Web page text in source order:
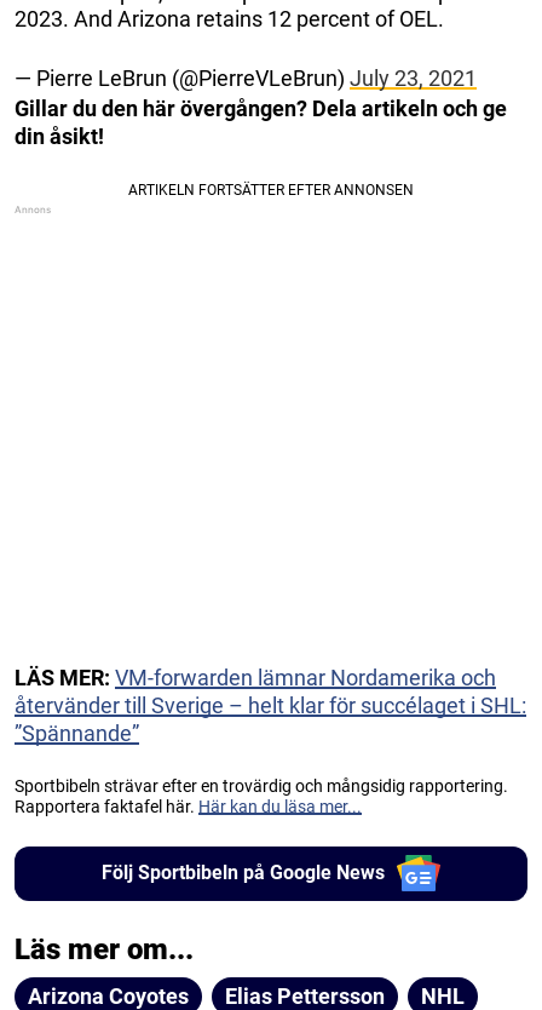
2023. And Arizona retains 12 percent of OEL.
— Pierre LeBrun (@PierreVLeBrun) July 23, 2021
Gillar du den här övergången? Dela artikeln och ge
din åsikt!
LÄS MER: VM-forwarden lämnar Nordamerika och
återvänder till Sverige – helt klar för succélaget i SHL:
”Spännande”
Sportbibeln strävar efter en trovärdig och mångsidig rapportering.
Rapportera faktafel här. Här kan du läsa mer...
Följ Sportbibeln på Google News
Läs mer om...
Arizona Coyotes Elias Pettersson
NHL